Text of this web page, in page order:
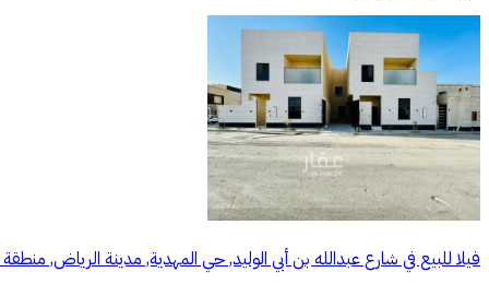
فيلا للبيع في شارع عبدالله بن أبي الوليد, حي المهدية, مدينة الرياض,